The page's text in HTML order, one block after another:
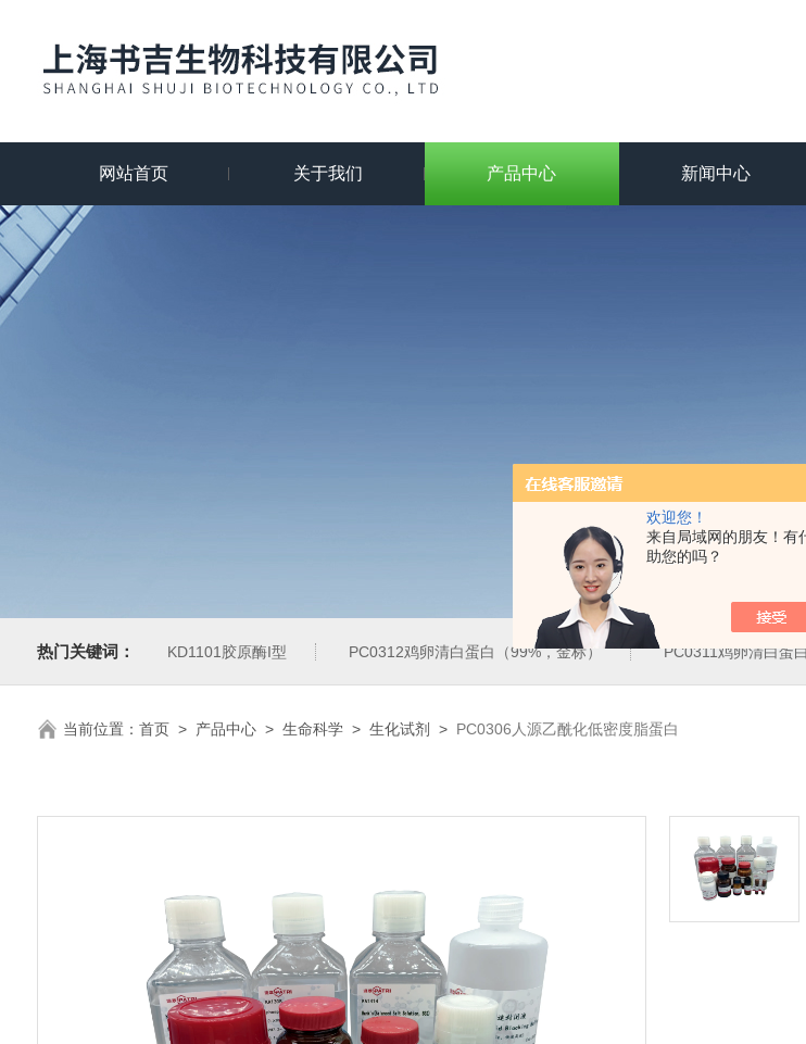
欢迎您！
来自局域网的朋友！有
助您的吗？
网站首页 关于我们 产品中心 新闻中心
热门关键词： KD1101胶原酶I型 PC0312鸡卵清白蛋白（99%，金标） PC0311鸡卵清白蛋
当前位置： 首页> 产品中心> 生命科学> 生化试剂 > PC0306人源乙酰化低密度脂蛋白